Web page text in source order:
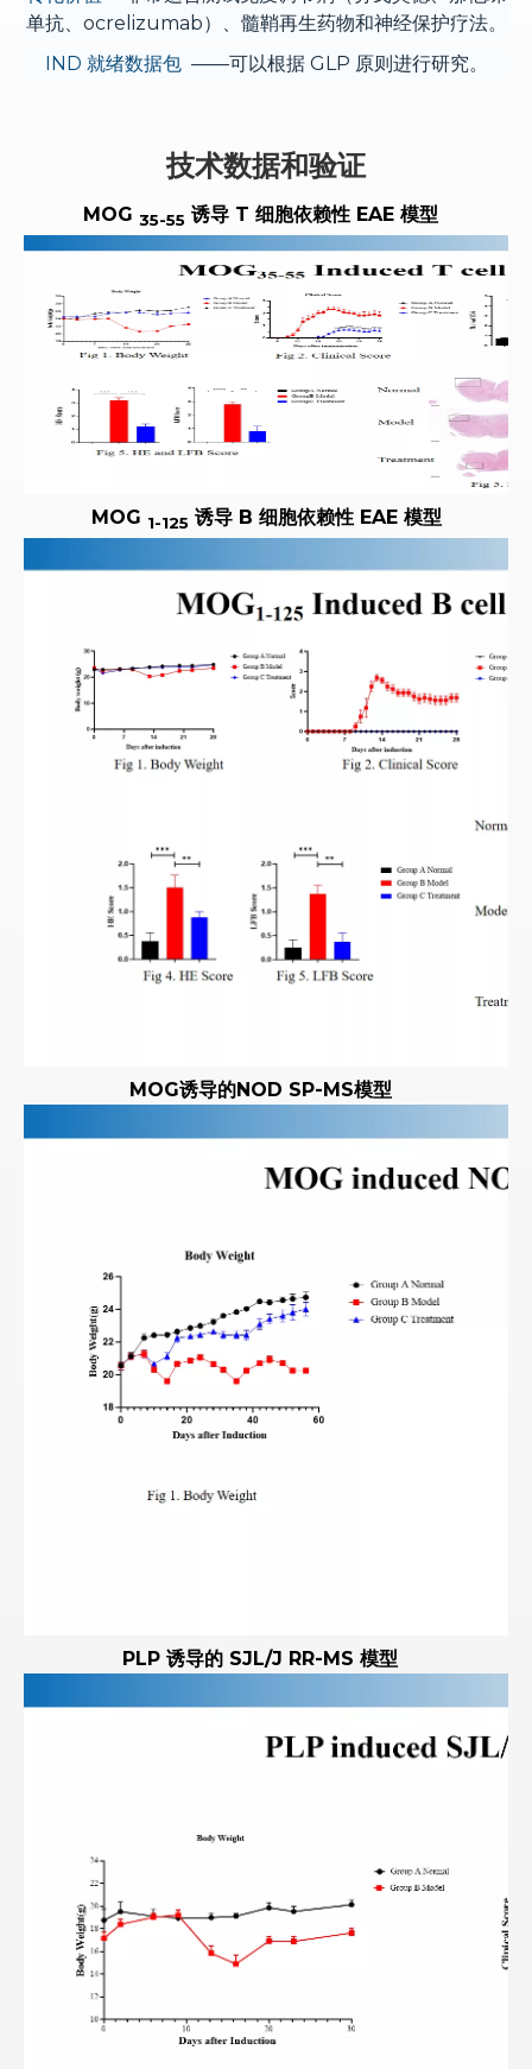
单抗、ocrelizumab）、髓鞘再生药物和神经保护疗法。
IND 就绪数据包——可以根据 GLP 原则进行研究。
技术数据和验证
MOG 35-55 诱导 T 细胞依赖性 EAE 模型
MOG 1-125 诱导 B 细胞依赖性 EAE 模型
MOG诱导的NOD SP-MS模型
PLP 诱导的 SJL/J RR-MS 模型